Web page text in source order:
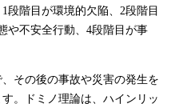
段階目が環境的欠陥、2段階目
や不安全行動、4段階目が事
その後の事故や災害の発生を
。ドミノ理論は、ハインリッ